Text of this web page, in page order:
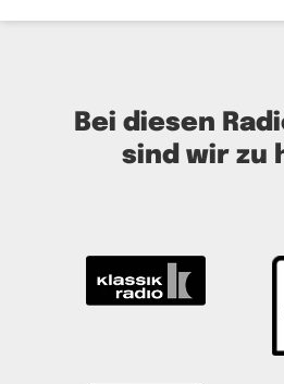
Bei diesen
sind wir zu